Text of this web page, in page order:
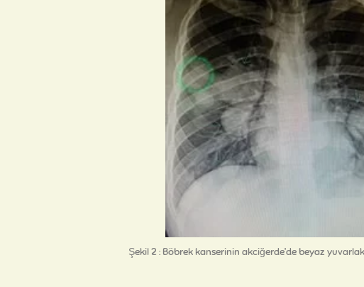
Şekil 2 : Böbrek kanserinin akciğerde’de beyaz